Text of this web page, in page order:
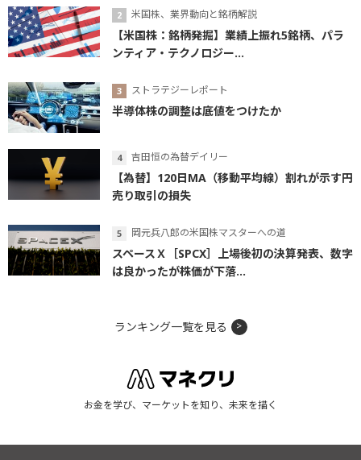
米国株、業界動向と銘柄解説
【米国株：銘柄発掘】業績上振れ5銘柄、パラ
ンティア・テクノロジー...
ストラテジーレポート
半導体株の調整は底値をつけたか
吉田恒の為替デイリー
【為替】120日MA（移動平均線）割れが示す円
売り取引の損失
岡元兵八郎の米国株マスターへの道
スペースＸ［SPCX］上場後初の決算発表、数字
は良かったが株価が下落...
ランキング一覧を見る
お金を学び、マーケットを知り、未来を描く